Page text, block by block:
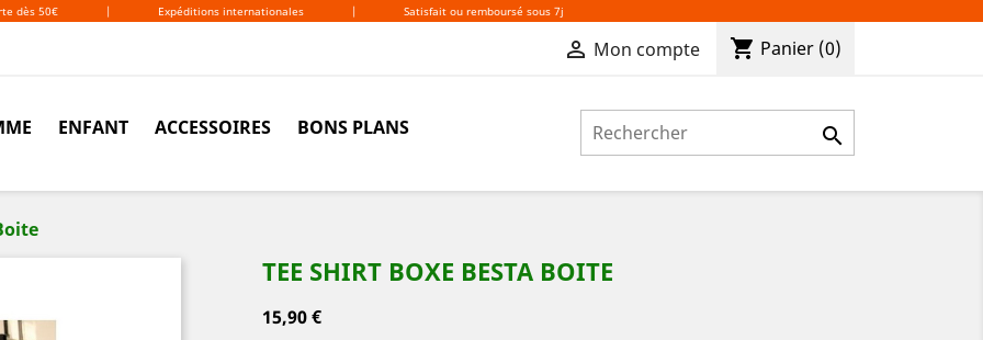
dès 50€ | Expéditions internationales | Satisfait ou remboursé sous 7j
 Mon compte shopping_cart Panier (0)
ENFANT ACCESSOIRES BONS PLANS 
TEE SHIRT BOXE BESTA BOITE
15,90 €